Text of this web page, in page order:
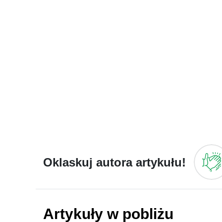
Oklaskuj autora artykułu!
Artykuły w pobliżu